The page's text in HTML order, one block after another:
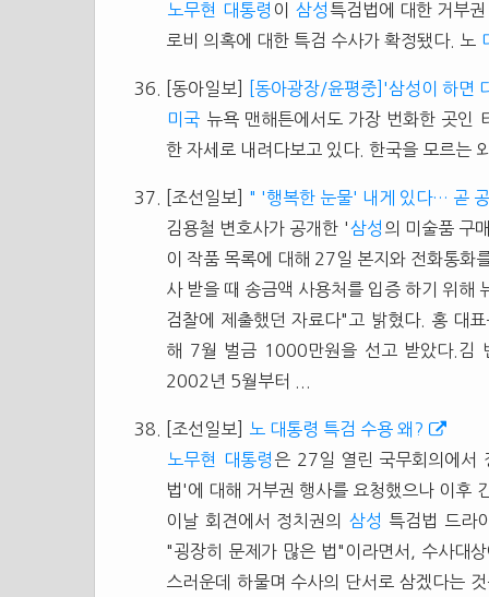
노무현
대통령 이 삼성 특검법에 대한 거부
로비 의혹에 대한 특검 수사가 확정됐다. 노
[동아일보]
[동아광장/윤평중]'삼성이 하면
미국 뉴욕 맨해튼에서도 가장 번화한 곳인
한 자세로 내려다보고 있다. 한국을 모르는
[조선일보]
" '행복한 눈물' 내게 있다… 곧
김용철 변호사가 공개한 '삼성 의 미술품 구
이 작품 목록에 대해 27일 본지와 전화통
사 받을 때 송금액 사용처를 입증 하기 위해
검찰에 제출했던 자료다"고 밝혔다. 홍 대
해 7월 벌금 1000만원을 선고 받았다.김
2002년 5월부터 ...
[조선일보]
노 대통령 특검 수용 왜?
노무현
대통령 은 27일 열린 국무회의에서
법'에 대해 거부권 행사를 요청했으나 이후
이날 회견에서 정치권의 삼성 특검법 드라
"굉장히 문제가 많은 법"이라면서, 수사대
스러운데 하물며 수사의 단서로 삼겠다는